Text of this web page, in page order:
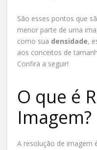
São esses pontos que
menor parte de uma
como sua densidade,
aos conceitos de
Confira a seguir!
O que é
Imagem?
A resolução de imagem